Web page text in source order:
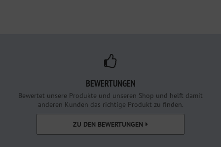
BEWERTUNGEN
Bewertet unsere Produkte und unseren Shop und helft damit
anderen Kunden das richtige Produkt zu finden.
ZU DEN BEWERTUNGEN